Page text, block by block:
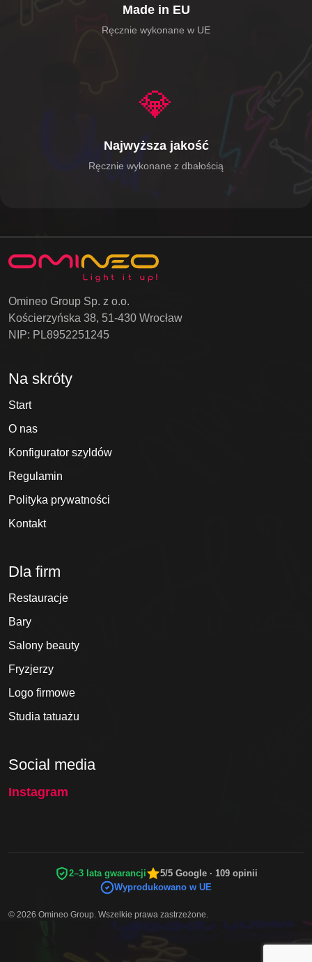
Made in EU
Ręcznie wykonane w UE
💎
Najwyższa jakość
Ręcznie wykonane z dbałością
Omineo Group Sp. z o.o.
Kościerzyńska 38, 51-430 Wrocław
NIP: PL8952251245
Na skróty
Start
O nas
Konfigurator szyldów
Regulamin
Polityka prywatności
Kontakt
Dla firm
Restauracje
Bary
Salony beauty
Fryzjerzy
Logo firmowe
Studia tatuażu
Social media
Instagram
2–3 lata gwarancji
5/5 Google · 109 opinii
Wyprodukowano w UE
© 2026 Omineo Group. Wszelkie prawa zastrzeżone.